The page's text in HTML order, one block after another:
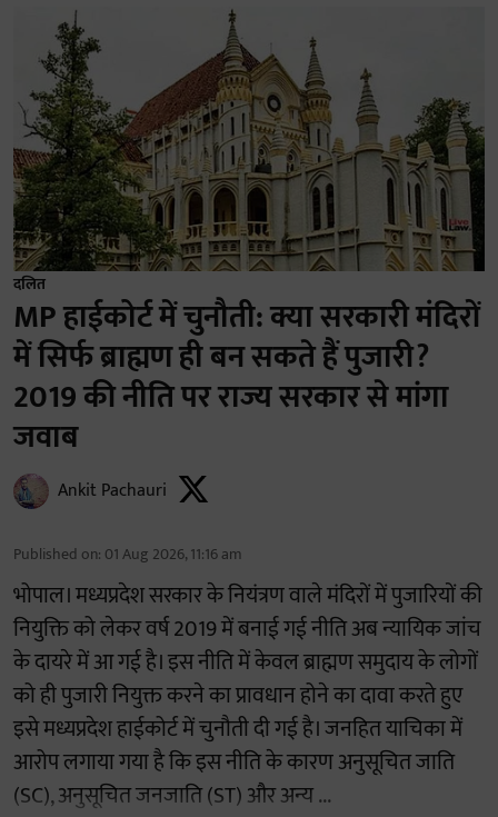
दलित
MP हाईकोर्ट में चुनौती: क्या सरकारी मंदिरों
में सिर्फ ब्राह्मण ही बन सकते हैं पुजारी?
2019 की नीति पर राज्य सरकार से मांगा
जवाब
Ankit Pachauri
Published on: 01 Aug 2026, 11:16 am
भोपाल। मध्यप्रदेश सरकार के नियंत्रण वाले मंदिरों में पुजारियों की
नियुक्ति को लेकर वर्ष 2019 में बनाई गई नीति अब न्यायिक जांच
के दायरे में आ गई है। इस नीति में केवल ब्राह्मण समुदाय के लोगों
को ही पुजारी नियुक्त करने का प्रावधान होने का दावा करते हुए
इसे मध्यप्रदेश हाईकोर्ट में चुनौती दी गई है। जनहित याचिका में
आरोप लगाया गया है कि इस नीति के कारण अनुसूचित जाति
(SC), अनुसूचित जनजाति (ST) और अन्य ...